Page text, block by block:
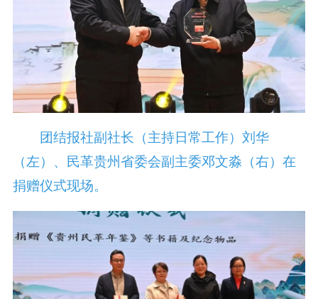
团结报社副社长（主持日常工作）刘华
（左）、民革贵州省委会副主委邓文淼（右）在
捐赠仪式现场。